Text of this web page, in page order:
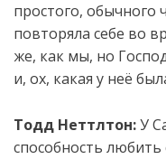
простого, обычного
повторяла себе во
же, как мы, но
и, ох, какая у неё
Тодд Неттлтон:У
способность